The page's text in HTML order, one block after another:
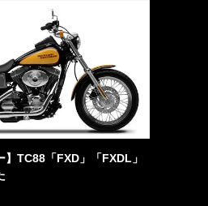
】TC88「FXD」「FXDL」